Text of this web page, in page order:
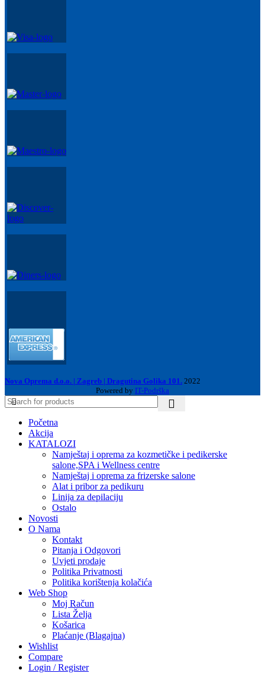
Nova Oprema d.o.o. | Zagreb | Dragutina Golika 101. 2022
Powered by IT-Podrška
Početna
Akcija
KATALOZI
Namještaj i oprema za kozmetičke i pedikerske
salone,SPA i Wellness centre
Namještaj i oprema za frizerske salone
Alat i pribor za pedikuru
Linija za depilaciju
Ostalo
Novosti
O Nama
Kontakt
Pitanja i Odgovori
Uvjeti prodaje
Politika Privatnosti
Politika korištenja kolačića
Web Shop
Moj Račun
Lista Želja
Košarica
Plaćanje (Blagajna)
Wishlist
Compare
Login / Register